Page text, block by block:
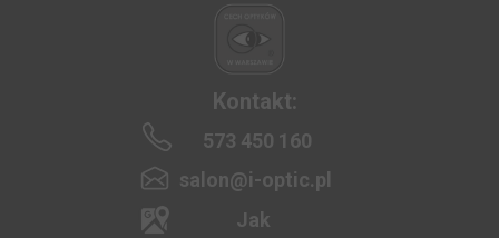
Jak
Kontakt:
salon@i-optic.pl
573 450 160